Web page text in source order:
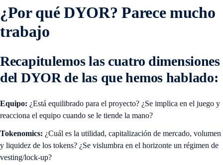
¿Por qué DYOR? Parece mucho
trabajo
Recapitulemos las cuatro dimensiones
del DYOR de las que hemos hablado:
Equipo: ¿Está equilibrado para el proyecto? ¿Se implica en el juego y
reacciona el equipo cuando se le tiende la mano?
Tokenomics: ¿Cuál es la utilidad, capitalización de mercado, volumen
y liquidez de los tokens? ¿Se vislumbra en el horizonte un régimen de
vesting/lock-up?